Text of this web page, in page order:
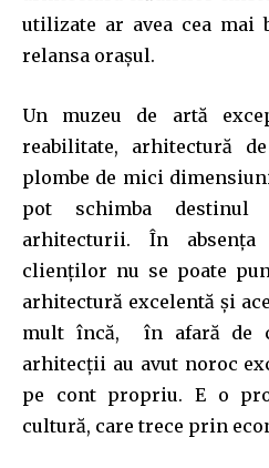
utilizate ar avea cea mai
relansa orașul.
Un muzeu de artă
reabilitate, arhitectură
plombe de mici
pot schimba
arhitecturii. În
clienților nu se poate
arhitectură excelentă și
mult încă, în afară de
arhitecții au avut noroc
pe cont propriu. E o
cultură, care trece prin